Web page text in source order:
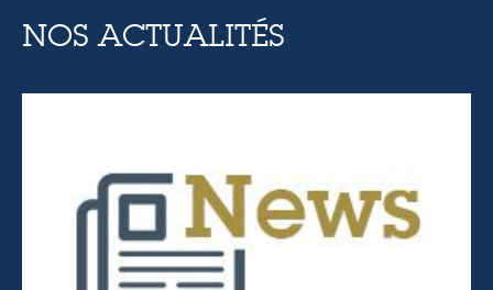
NOS ACTUALITÉS